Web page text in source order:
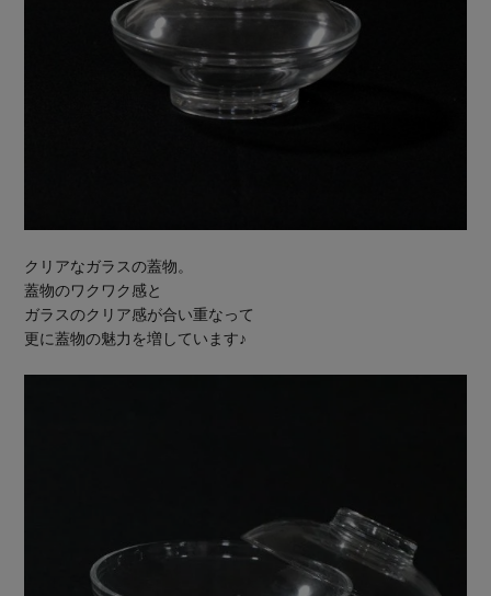
クリアなガラスの蓋物。
蓋物のワクワク感と
ガラスのクリア感が合い重なって
更に蓋物の魅力を増しています♪